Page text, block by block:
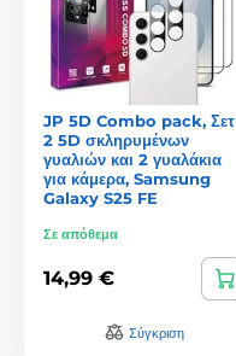
JP 5D Combo pack, Σετ
2 5D σκληρυμένων
γυαλιών και 2 γυαλάκια
για κάμερα, Samsung
Galaxy S25 FE
Σε απόθεμα
14,99 €
Σύγκριση